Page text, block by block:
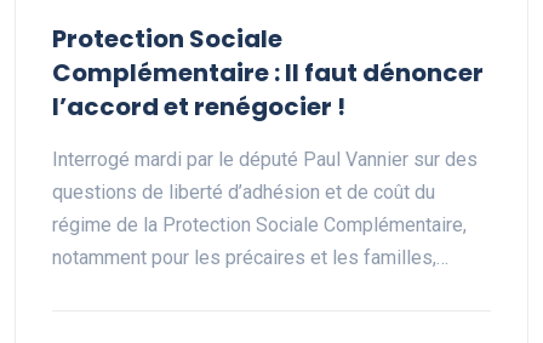
Protection Sociale
Complémentaire : Il faut dénoncer
l’accord et renégocier !
Interrogé mardi par le député Paul Vannier sur des
questions de liberté d’adhésion et de coût du
régime de la Protection Sociale Complémentaire,
notamment pour les précaires et les familles,…